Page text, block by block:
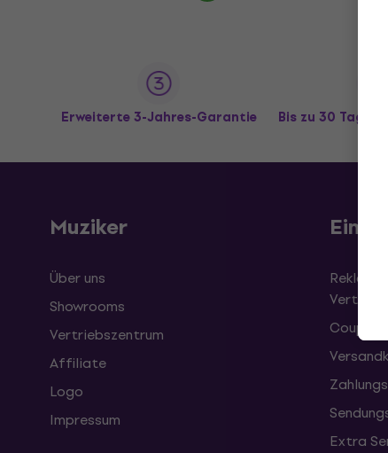
Erweiterte 3-Jahres-Garantie Bis zu 30 Tage
Muziker
Über uns
Showrooms
Vertriebszentrum
Affiliate
Logo
Impressum
Einkauf
Vertrag
Coupons
Extra